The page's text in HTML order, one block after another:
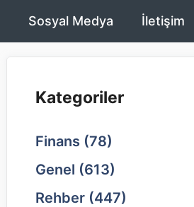
Sosyal Medya İletişim
Kategoriler
Finans (78)
Genel (613)
Rehber (447)